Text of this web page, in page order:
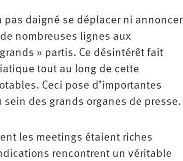
daigné se déplacer ni annoncer
nombreuses lignes aux
» partis. Ce désintérêt fait
tout au long de cette
Ceci pose d’importantes
des grands organes de presse.
les meetings étaient riches
rencontrent un véritable